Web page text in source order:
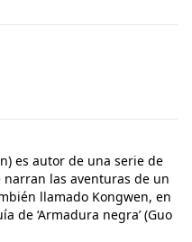
es autor de una serie de
las aventuras de un
llamado Kongwen, en
de ‘Armadura negra’ (Guo